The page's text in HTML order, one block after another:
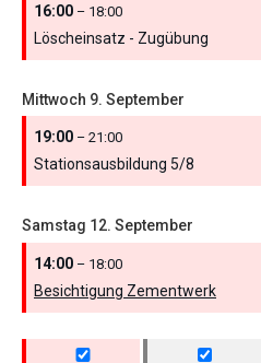
16:00 – 18:00
Löscheinsatz - Zugübung
Mittwoch 9. September
19:00 – 21:00
Stationsausbildung 5/8
Samstag 12. September
14:00 – 18:00
Besichtigung Zementwerk